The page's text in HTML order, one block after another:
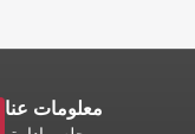
معلومات عنا